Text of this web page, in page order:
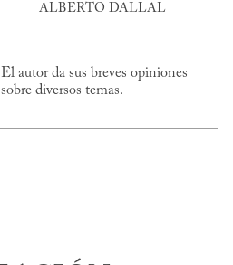
ALBERTO DALLAL
El autor da sus breves opiniones
sobre diversos temas.